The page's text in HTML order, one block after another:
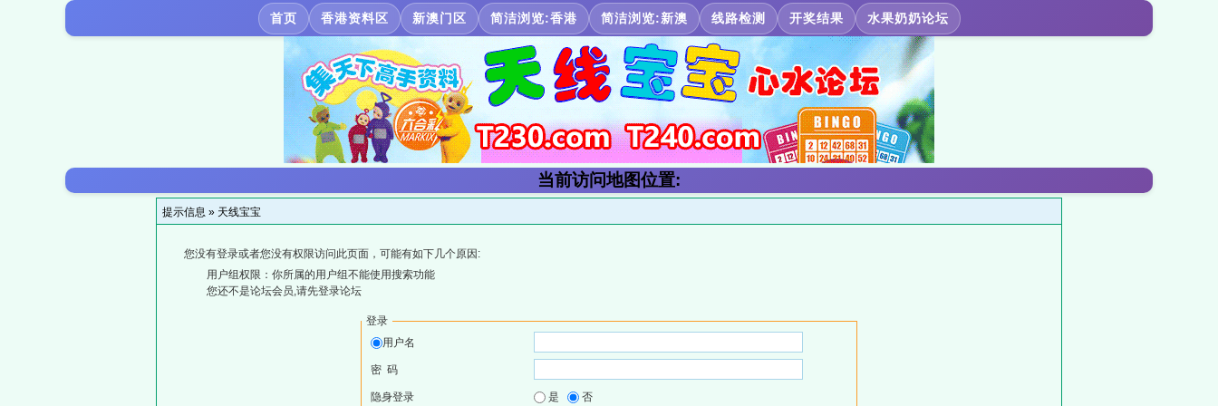
首页 香港资料区 新澳门区 简洁浏览:香港 简洁浏览:新澳 线路检测 开奖结果 水果奶奶论坛
当前访问地图位置:
提示信息 » 天线宝宝
您没有登录或者您没有权限访问此页面，可能有如下几个原因:
用户组权限：你所属的用户组不能使用搜索功能
您还不是论坛会员,请先登录论坛
登录
用户名
密 码
隐身登录 是 否